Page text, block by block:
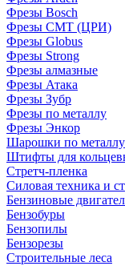
Фрезы Bosch
Фрезы CMT (ЦРИ)
Фрезы Globus
Фрезы Strong
Фрезы алмазные
Фрезы Атака
Фрезы Зубр
Фрезы по металлу
Фрезы Энкор
Шарошки по металлу
Штифты для
Стретч-пленка
Силовая техника и
Бензиновые
Бензобуры
Бензопилы
Бензорезы
Строительные леса